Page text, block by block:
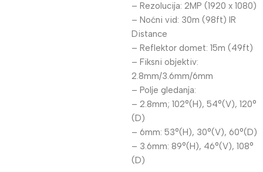
– Rezolucija: 2MP (1920 x 1080)
– Noćni vid: 30m (98ft) IR
Distance
– Reflektor domet: 15m (49ft)
– Fiksni objektiv:
2.8mm/3.6mm/6mm
– Polje gledanja:
– 2.8mm; 102°(H), 54°(V), 120°
(D)
– 6mm: 53°(H), 30°(V), 60°(D)
– 3.6mm: 89°(H), 46°(V), 108°
(D)